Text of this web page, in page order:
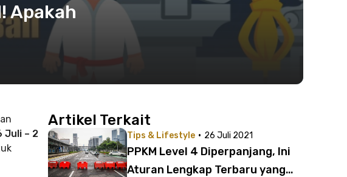
Apakah
Juli – 2
Artikel Terkait
Tips & Lifestyle · 26 Juli 2021
PPKM Level 4 Diperpanjang, Ini
Aturan Lengkap Terbaru yang